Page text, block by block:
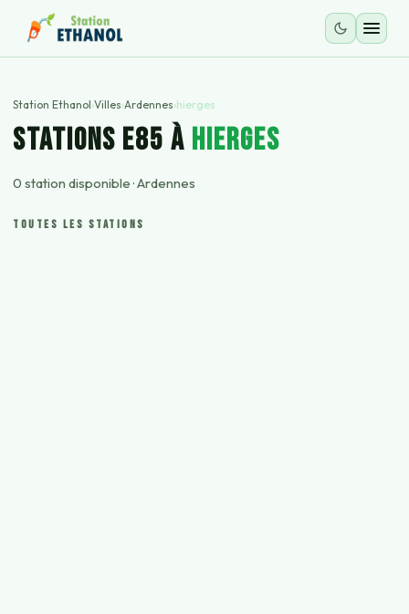
Station Ethanol›Villes›Ardennes›hierges
STATIONS E85 À hierges
0 station disponible ·Ardennes
TOUTES LES STATIONS